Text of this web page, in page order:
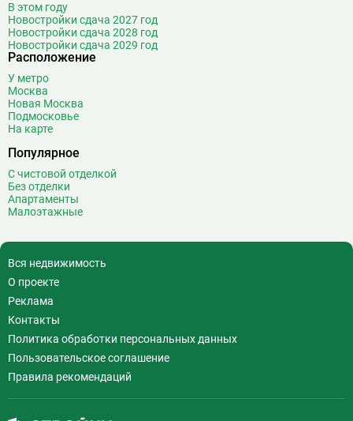
Войковская
Волгоградский проспект
Волжская
Волоколамская
Воробьёвы горы
Воронцовская
Выставочный центр
Выхино
Г Генерала Тюленева
Деловой центр
Динамо
Добрынинская
Домодедовская
Дорогомиловская
Достоевская
Дубровка 14
В этом году
Новостройки сдача 2027 год
Новостройки сдача 2028 год
Новостройки сдача 2029 год
Расположение
У метро
Москва
Новая Москва
Подмосковье
На карте
Популярное
С чистовой отделкой
Без отделки
Апартаменты
Малоэтажные
Вся недвижимость
О проекте
Реклама
Контакты
Политика обработки персональных данных
Пользовательское соглашение
Правила рекомендаций